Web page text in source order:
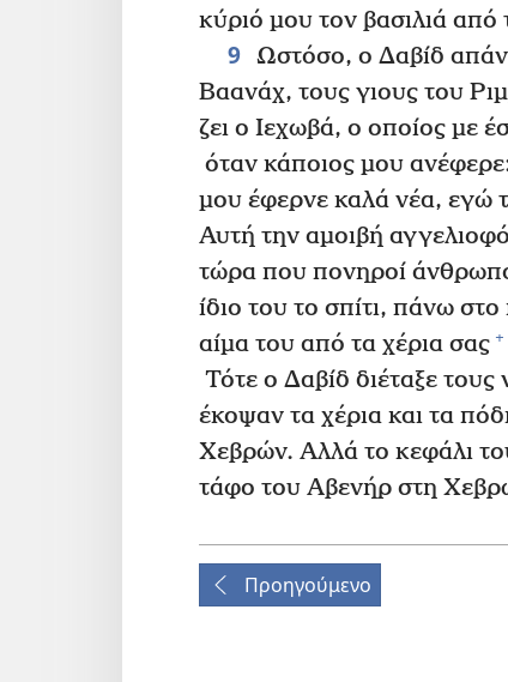
κύριό μου τον βασιλιά
9 Ωστόσο, ο Δαβίδ
Βαανάχ, τους γιους του
ζει ο Ιεχωβά, ο οποίος με
όταν κάποιος μου
μου έφερνε καλά νέα, εγώ
Αυτή την αμοιβή
τώρα που πονηροί
ίδιο του το σπίτι, πάνω
αίμα του από τα χέρια σας +
Τότε ο Δαβίδ διέταξε
έκοψαν τα χέρια και τα
Χεβρών. Αλλά το κεφάλι
τάφο του Αβενήρ στη
Προηγούμενο